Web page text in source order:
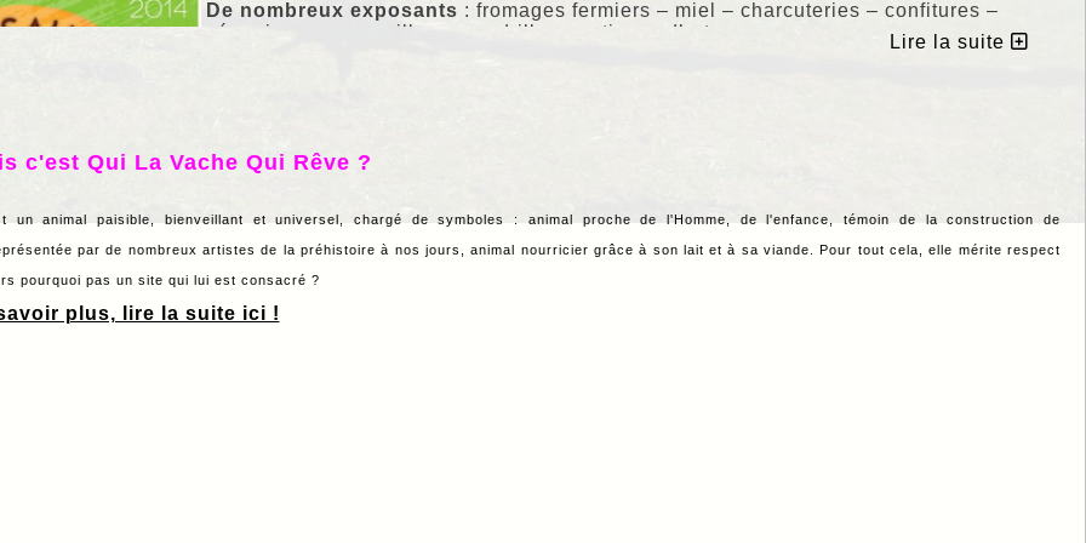
De nombreux exposants : fromages fermiers – miel – charcuteries – confitures –
céramiques –sonnailles- espadrilles – artisans d’art ...
Venez nombreux déguster
Consultez le programme sur le site :
http://fetedufromage-aspe.com/
Lire la suite
c'est Qui La Vache Qui Rêve ?
un animal paisible, bienveillant et universel, chargé de symboles : animal proche de l'Homme, de l'enfance, témoin de la construction de
par de nombreux artistes de la préhistoire à nos jours, animal nourricier grâce à son lait et à sa viande. Pour tout cela, elle mérite respect
pourquoi pas un site qui lui est consacré ?
plus, lire la suite ici !